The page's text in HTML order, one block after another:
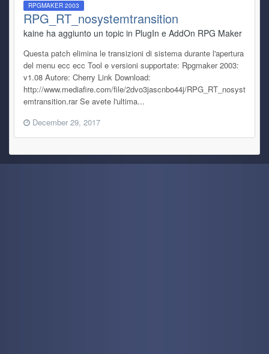
RPGMAKER 2003
RPG_RT_nosystemtransition
kaine ha aggiunto un topic in PlugIn e AddOn RPG Maker
Questa patch elimina le transizioni di sistema durante l'apertura
del menu ecc ecc Tool e versioni supportate: Rpgmaker 2003:
v1.08 Autore: Cherry Link Download:
http://www.mediafire.com/file/2dvo3jascnbo44j/RPG_RT_nosyst
emtransition.rar Se avete l'ultima...
December 29, 2017